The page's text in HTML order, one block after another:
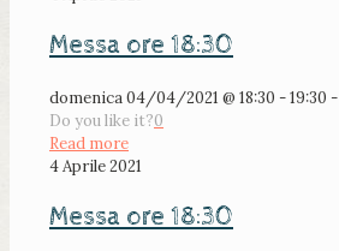
Messa ore 18:30
domenica 04/04/2021 @ 18:30 - 19:30 -
Do you like it?0
Read more
4 Aprile 2021
Messa ore 18:30